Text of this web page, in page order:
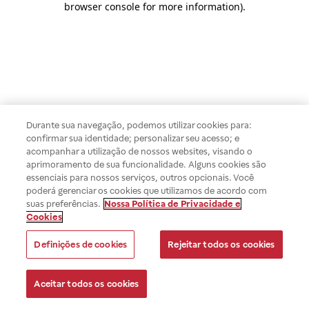
browser console for more information).
Durante sua navegação, podemos utilizar cookies para:
confirmar sua identidade; personalizar seu acesso; e
acompanhar a utilização de nossos websites, visando o
aprimoramento de sua funcionalidade. Alguns cookies são
essenciais para nossos serviços, outros opcionais. Você
poderá gerenciar os cookies que utilizamos de acordo com
suas preferências. Nossa Política de Privacidade e
Cookies
Definições de cookies Rejeitar todos os cookies
Aceitar todos os cookies